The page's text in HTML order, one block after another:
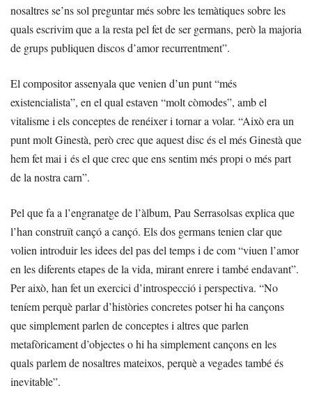
nosaltres se’ns sol preguntar més sobre les temàtiques sobre les
quals escrivim que a la resta pel fet de ser germans, però la majoria
de grups publiquen discos d’amor recurrentment”.
El compositor assenyala que venien d’un punt “més
existencialista”, en el qual estaven “molt còmodes”, amb el
vitalisme i els conceptes de renéixer i tornar a volar. “Això era un
punt molt Ginestà, però crec que aquest disc és el més Ginestà que
hem fet mai i és el que crec que ens sentim més propi o més part
de la nostra carn”.
Pel que fa a l’engranatge de l’àlbum, Pau Serrasolsas explica que
l’han construït cançó a cançó. Els dos germans tenien clar que
volien introduir les idees del pas del temps i de com “viuen l’amor
en les diferents etapes de la vida, mirant enrere i també endavant”.
Per això, han fet un exercici d’introspecció i perspectiva. “No
teníem perquè parlar d’històries concretes potser hi ha cançons
que simplement parlen de conceptes i altres que parlen
metafòricament d’objectes o hi ha simplement cançons en les
quals parlem de nosaltres mateixos, perquè a vegades també és
inevitable”.